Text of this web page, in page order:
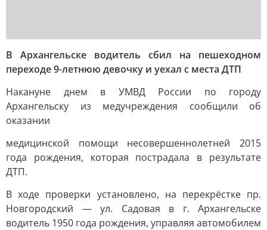
В Архангельске водитель сбил на пешеходном
переходе 9-летнюю девочку и уехал с места ДТП
Накануне днем в УМВД России по городу
Архангельску из медучреждения сообщили об
оказании
медицинской помощи несовершеннолетней 2015
года рождения, которая пострадала в результате
ДТП.
В ходе проверки установлено, на перекрёстке пр.
Новгородский — ул. Садовая в г. Архангельске
водитель 1950 года рождения, управляя автомобилем